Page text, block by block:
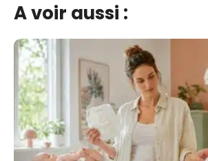
A voir aussi :